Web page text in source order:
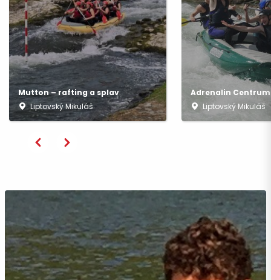
Mutton – rafting a splav
Liptovský Mikuláš
Adrenalin Centrum
Liptovský Mikuláš